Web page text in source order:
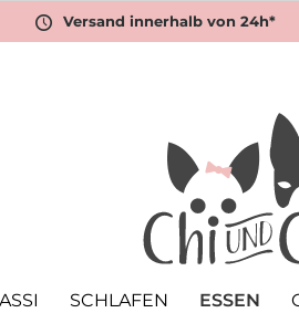
Versand innerhalb von 24h*
SCHLAFEN ESSEN